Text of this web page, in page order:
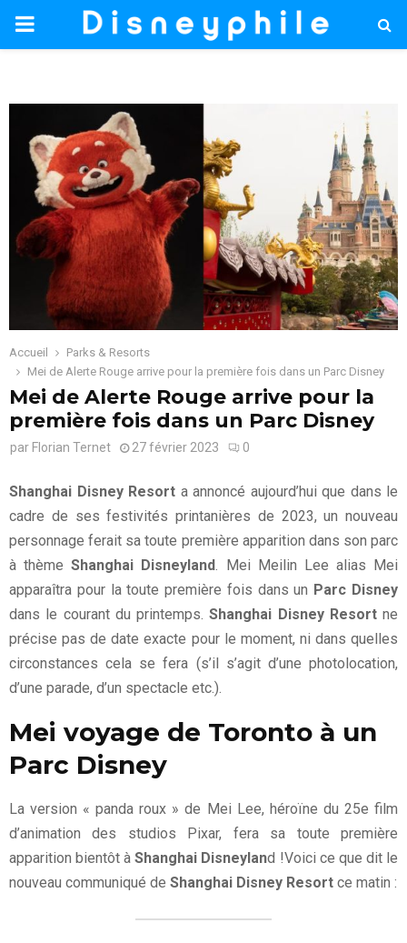
PRIMARY
Accueil
Parks & Resorts
Mei de Alerte Rouge arrive pour la première fois dans un Parc Disney
Mei de Alerte Rouge arrive pour la
première fois dans un Parc Disney
par Florian Ternet 27 février 2023 0
Shanghai Disney Resort a annoncé aujourd’hui que dans le
cadre de ses festivités printanières de 2023, un nouveau
personnage ferait sa toute première apparition dans son parc
à thème Shanghai Disneyland. Mei Meilin Lee alias Mei
apparaîtra pour la toute première fois dans un Parc Disney
dans le courant du printemps.Shanghai Disney Resortne
précise pas de date exacte pour le moment, ni dans quelles
circonstances cela se fera (s’il s’agit d’une photolocation,
d’une parade, d’un spectacle etc.).
Mei voyage de Toronto à un
Parc Disney
La version « panda roux » de Mei Lee, héroïne du 25e film
d’animation des studios Pixar, fera sa toute première
apparition bientôt àShanghai Disneyland !Voici ce que dit le
nouveau communiqué de Shanghai Disney Resort ce matin :